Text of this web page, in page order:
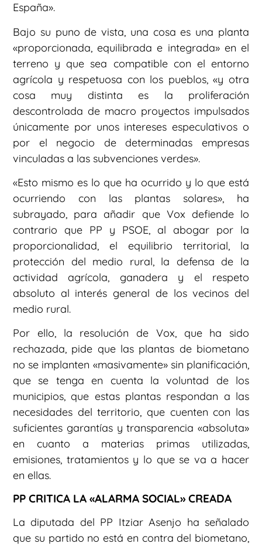
España».
Bajo su puno de vista, una cosa es una planta
«proporcionada, equilibrada e integrada» en el
terreno y que sea compatible con el entorno
agrícola y respetuosa con los pueblos, «y otra
cosa muy distinta es la proliferación
descontrolada de macro proyectos impulsados
únicamente por unos intereses especulativos o
por el negocio de determinadas empresas
vinculadas a las subvenciones verdes».
«Esto mismo es lo que ha ocurrido y lo que está
ocurriendo con las plantas solares», ha
subrayado, para añadir que Vox defiende lo
contrario que PP y PSOE, al abogar por la
proporcionalidad, el equilibrio territorial, la
protección del medio rural, la defensa de la
actividad agrícola, ganadera y el respeto
absoluto al interés general de los vecinos del
medio rural.
Por ello, la resolución de Vox, que ha sido
rechazada, pide que las plantas de biometano
no se implanten «masivamente» sin planificación,
que se tenga en cuenta la voluntad de los
municipios, que estas plantas respondan a las
necesidades del territorio, que cuenten con las
suficientes garantías y transparencia «absoluta»
en cuanto a materias primas utilizadas,
emisiones, tratamientos y lo que se va a hacer
en ellas.
PP CRITICA LA «ALARMA SOCIAL» CREADA
La diputada del PP Itziar Asenjo ha señalado
que su partido no está en contra del biometano,